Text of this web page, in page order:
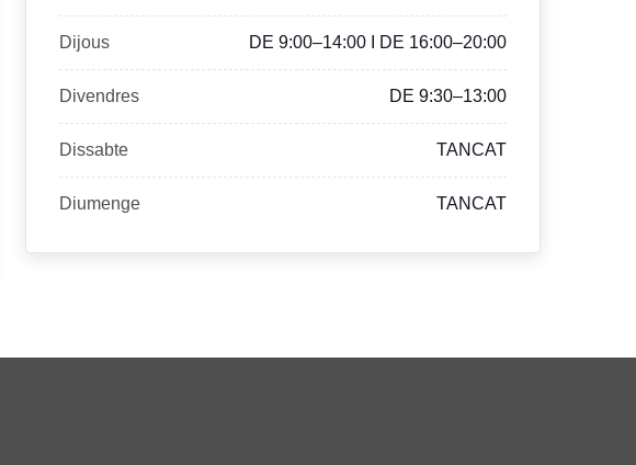
Dijous DE 9:00–14:00 I DE 16:00–20:00
Divendres DE 9:30–13:00
Dissabte TANCAT
Diumenge TANCAT